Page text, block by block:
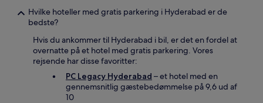
Hvilke hoteller med gratis parkering i Hyderabad er de
bedste?
Hvis du ankommer til Hyderabad i bil, er det en fordel at
overnatte på et hotel med gratis parkering. Vores
rejsende har disse favoritter:
PC Legacy Hyderabad – et hotel med en
gennemsnitlig gæstebedømmelse på 9,6 ud af
10